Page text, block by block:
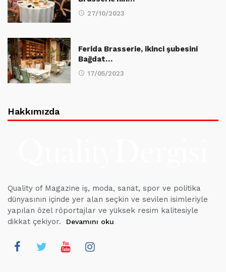
27/10/2023
Ferida Brasserie, ikinci şubesini
Bağdat…
17/05/2023
Hakkımızda
Quality of Magazine iş, moda, sanat, spor ve politika
dünyasının içinde yer alan seçkin ve sevilen isimleriyle
yapılan özel röportajlar ve yüksek resim kalitesiyle
dikkat çekiyor.
Devamını oku